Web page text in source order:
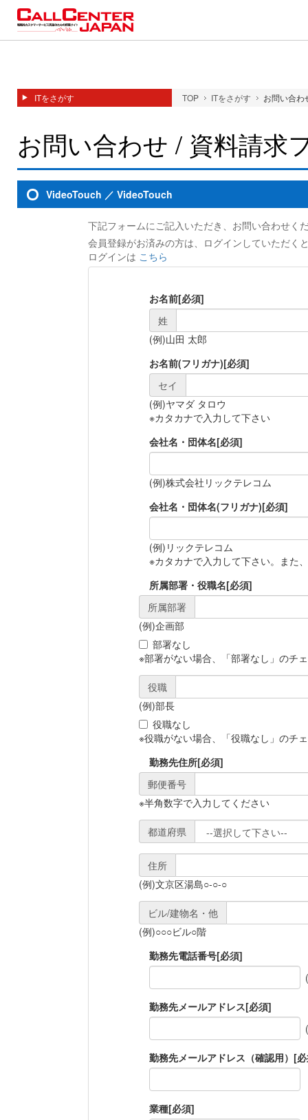
ITをさがす TOP ITをさがす お問い合わ
お問い合わせ / 資料請求
VideoTouch ／ VideoTouch
下記フォームにご記入いただき、お問い合わせく
会員登録がお済みの方は、ログインしていただく
ログインは こちら
お名前[必須]
姓
(例)山田 太郎
お名前(フリガナ)[必須]
セイ
(例)ヤマダ タロウ
※カタカナで入力して下さい
会社名・団体名[必須]
(例)株式会社リックテレコム
会社名・団体名(フリガナ)[必須]
(例)リックテレコム
※カタカナで入力して下さい。また
所属部署・役職名[必須]
所属部署
(例)企画部
部署なし
※部署がない場合、「部署なし」のチ
役職
(例)部長
役職なし
※役職がない場合、「役職なし」のチ
勤務先住所[必須]
郵便番号
※半角数字で入力してください
都道府県
住所
(例)文京区湯島○-○-○
ビル/建物名・他
(例)○○○ビル○階
勤務先電話番号[必須]
勤務先メールアドレス[必須]
勤務先メールアドレス（確認用） [
業種[必須]